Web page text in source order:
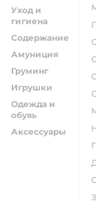
Уход и
гигиена
Содержание
Амуниция
Груминг
Игрушки
Одежда и
обувь
Аксессуары